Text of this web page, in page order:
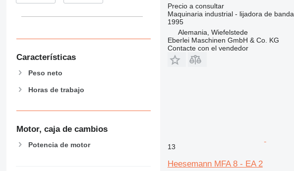
Características
Peso neto
Horas de trabajo
Motor, caja de cambios
Potencia de motor
Precio a consultar
Maquinaria industrial - lijadora de banda
1995
Alemania, Wiefelstede
Eberlei Maschinen GmbH & Co. KG
Contacte con el vendedor
13
Heesemann MFA 8 - EA 2